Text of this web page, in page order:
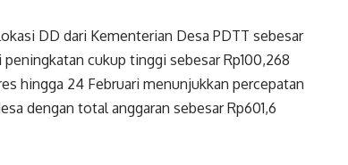
DD dari Kementerian Desa PDTT sebesar
cukup tinggi sebesar Rp100,268
hingga 24 Februari menunjukkan percepatan
dengan total anggaran sebesar Rp601,6